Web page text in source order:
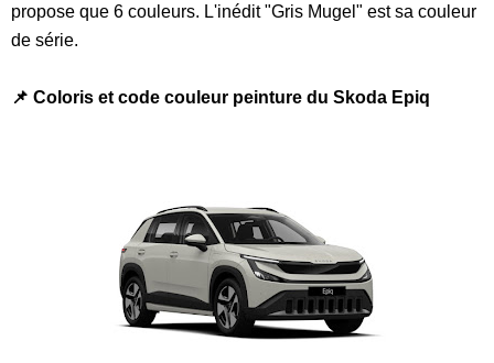
propose que 6 couleurs. L'inédit "Gris Mugel" est sa couleur
de série.
📌 Coloris et code couleur peinture du Skoda Epiq